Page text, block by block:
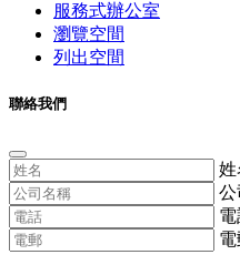
服務式辦公室
瀏覽空間
列出空間
聯絡我們
姓
公